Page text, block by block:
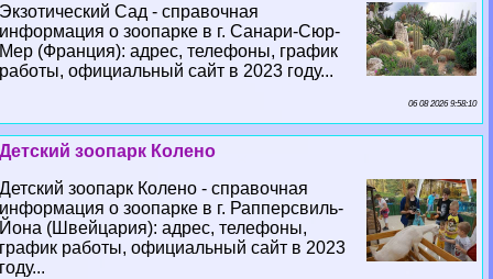
Экзотический Сад - справочная
информация о зоопарке в г. Санари-Сюр-
Мер (Франция): адрес, телефоны, график
работы, официальный сайт в 2023 году...
06 08 2026 9:58:10
Детский зоопарк Колено
Детский зоопарк Колено - справочная
информация о зоопарке в г. Рапперсвиль-
Йона (Швейцария): адрес, телефоны,
график работы, официальный сайт в 2023
году...